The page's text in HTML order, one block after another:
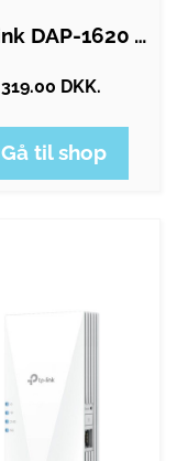
D-Link DAP-1620 AC1200 Wi-Fi Range…
319.00 DKK.
Gå til shop